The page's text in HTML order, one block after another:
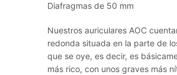
Diafragmas de 50 mm
Nuestros auriculares AOC
redonda situada en la parte de
que se oye, es decir, es
más rico, con unos graves más